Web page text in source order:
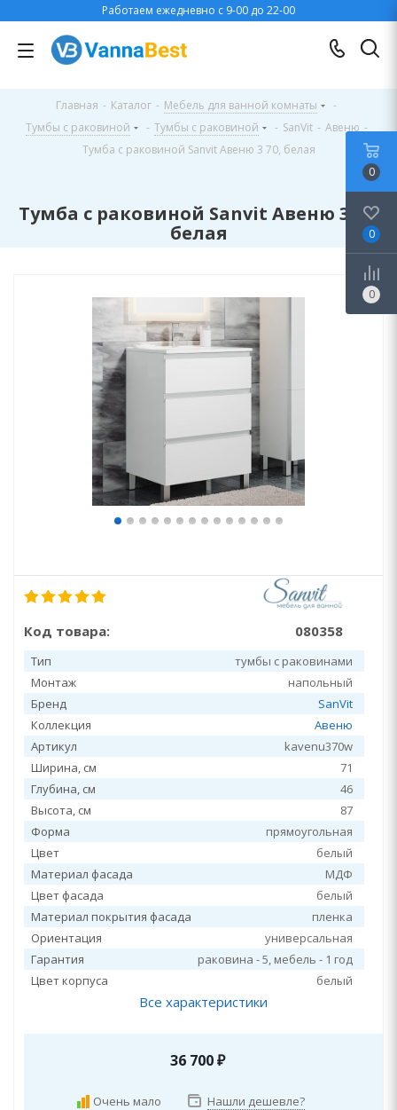
Работаем ежедневно с 9-00 до 22-00
Главная - Каталог - Мебель для ванной комнаты
-
Тумбы с раковиной
- Тумбы с раковиной - SanVit - Авеню -
Тумба с раковиной Sanvit Авеню 3 70, белая
Тумба с раковиной Sanvit Авеню 3 70,
белая
Код товара: 080358
Тип
тумбы с раковинами
Монтаж
напольный
Бренд
SanVit
Коллекция
Авеню
Артикул
kavenu370w
Ширина, см
71
Глубина, см
46
Высота, см
87
Форма
прямоугольная
Цвет
белый
Материал фасада
МДФ
Цвет фасада
белый
Материал покрытия фасада
пленка
Ориентация
универсальная
Гарантия
раковина - 5, мебель - 1 год
Цвет корпуса
белый
Все характеристики
36 700₽
Очень мало Нашли дешевле?
0
0
0